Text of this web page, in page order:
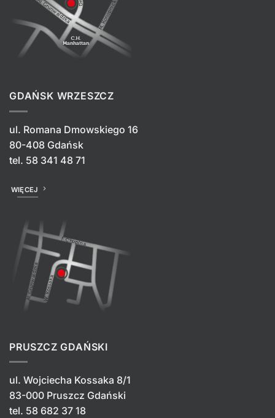
GDAŃSK WRZESZCZ
ul. Romana Dmowskiego 16
80-408 Gdańsk
tel. 58 341 48 71
WIĘCEJ
PRUSZCZ GDAŃSKI
ul. Wojciecha Kossaka 8/1
83-000 Pruszcz Gdański
tel. 58 682 37 18